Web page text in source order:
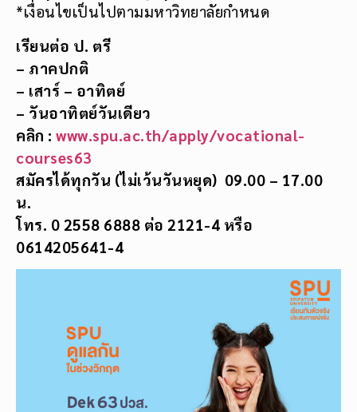
*เงื่อนไขเป็นไปตามมหาวิทยาลัยกำหนด
เรียนต่อ ป. ตรี
– ภาคปกติ
– เสาร์ – อาทิตย์
– วันอาทิตย์วันเดียว
คลิก : www.spu.ac.th/apply/vocational-
courses63
สมัครได้ทุกวัน (ไม่เว้นวันหยุด) 09.00 – 17.00
น.
โทร. 0 2558 6888 ต่อ 2121-4 หรือ
0614205641-4